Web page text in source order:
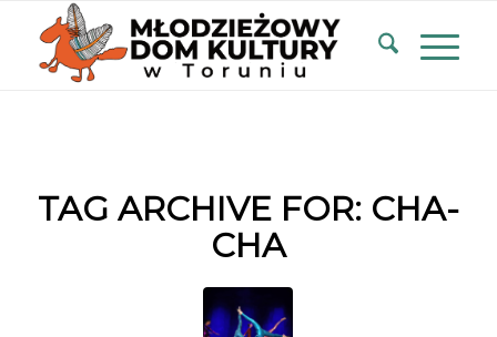
TAG ARCHIVE FOR: CHA-
CHA